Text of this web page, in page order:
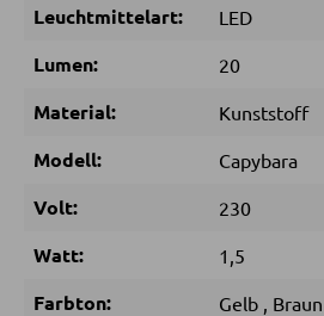
MATRATZEN SHOP
Matratzenzubehör
Schwebetürenschränke
Leuchtmittelart: LED
Lumen: 20
Material: Kunststoff
Modell: Capybara
Volt: 230
Watt: 1,5
Farbton: Gelb Braun